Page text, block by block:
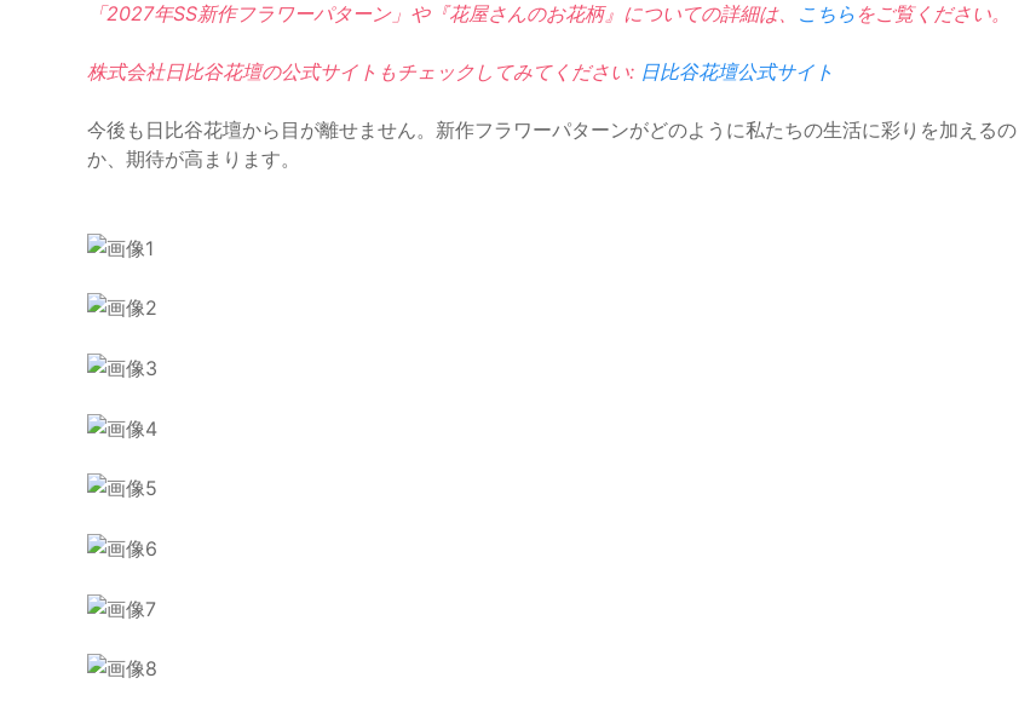
「2027年SS新作フラワーパターン」や『花屋さんのお花柄』についての詳細は、 こちら をご覧ください。
株式会社日比谷花壇の公式サイトもチェックしてみてください: 日比谷花壇公式サイト
今後も日比谷花壇から目が離せません。新作フラワーパターンがどのように私たちの生活に彩りを加えるの
か、期待が高まります。